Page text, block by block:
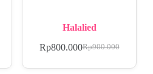
Halalied
Rp900.000
Rp800.000